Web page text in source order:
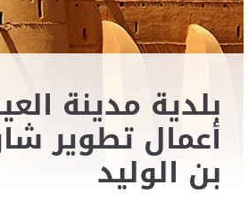
بلدية مدينة
أعمال تطوير
بن الوليد